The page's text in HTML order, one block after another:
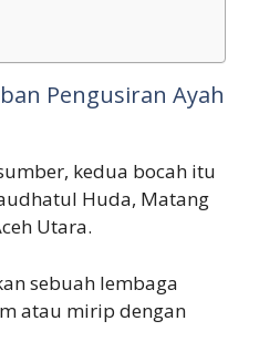
Pengusiran Ayah
kedua bocah itu
Huda, Matang
Utara.
sebuah lembaga
atau mirip dengan